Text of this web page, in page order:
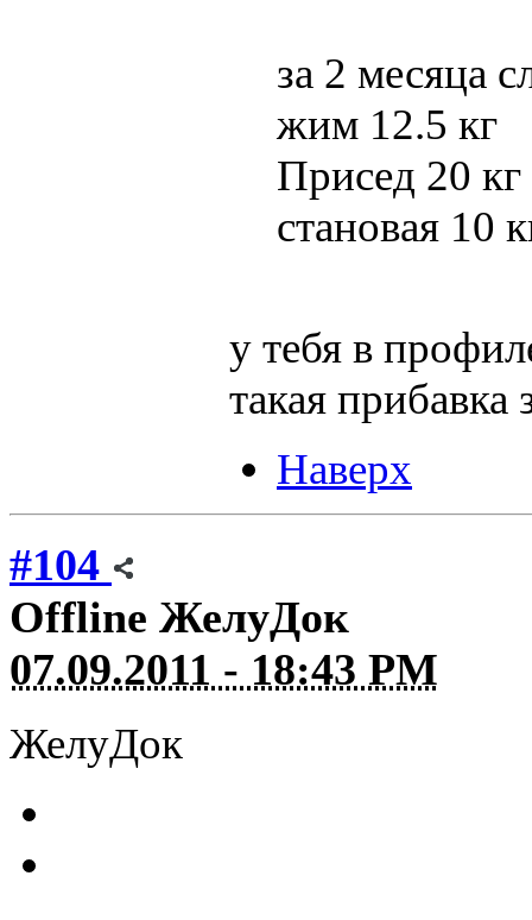
за 2 месяца
жим 12.5 кг
Присед 20 кг
становая 10
у тебя в
такая прибавка
Наверх
#104
Offline ЖелуДок
07.09.2011 - 18:43 PM
ЖелуДок